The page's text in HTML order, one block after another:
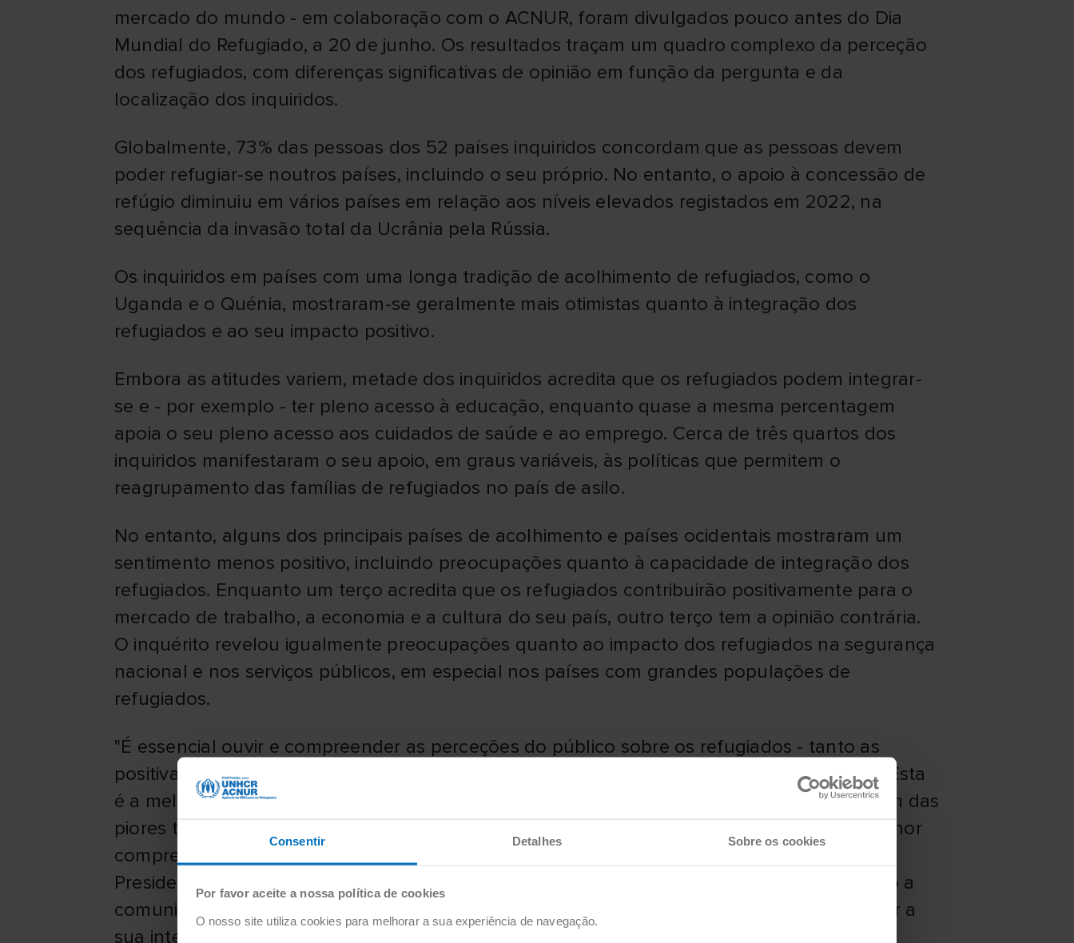
Consentir Detalhes Sobre os cookies
Por favor aceite a nossa política de cookies
O nosso site utiliza cookies para melhorar a sua experiência de navegação.
mercado do mundo - em colaboração com o ACNUR, foram divulgados pouco antes do Dia
Mundial do Refugiado, a 20 de junho. Os resultados traçam um quadro complexo da perceção
dos refugiados, com diferenças significativas de opinião em função da pergunta e da
localização dos inquiridos.
Globalmente, 73% das pessoas dos 52 países inquiridos concordam que as pessoas devem
poder refugiar-se noutros países, incluindo o seu próprio. No entanto, o apoio à concessão de
refúgio diminuiu em vários países em relação aos níveis elevados registados em 2022, na
sequência da invasão total da Ucrânia pela Rússia.
Os inquiridos em países com uma longa tradição de acolhimento de refugiados, como o
Uganda e o Quénia, mostraram-se geralmente mais otimistas quanto à integração dos
refugiados e ao seu impacto positivo.
Embora as atitudes variem, metade dos inquiridos acredita que os refugiados podem integrar-
se e - por exemplo - ter pleno acesso à educação, enquanto quase a mesma percentagem
apoia o seu pleno acesso aos cuidados de saúde e ao emprego. Cerca de três quartos dos
inquiridos manifestaram o seu apoio, em graus variáveis, às políticas que permitem o
reagrupamento das famílias de refugiados no país de asilo.
No entanto, alguns dos principais países de acolhimento e países ocidentais mostraram um
sentimento menos positivo, incluindo preocupações quanto à capacidade de integração dos
refugiados. Enquanto um terço acredita que os refugiados contribuirão positivamente para o
mercado de trabalho, a economia e a cultura do seu país, outro terço tem a opinião contrária.
O inquérito revelou igualmente preocupações quanto ao impacto dos refugiados na segurança
nacional e nos serviços públicos, em especial nos países com grandes populações de
refugiados.
"É essencial ouvir e compreender as perceções do público sobre os refugiados - tanto as
positivas como as negativas, a generosidade, mas também as preocupações e os receios. Esta
é a melhor forma de responder a estas preocupações e de garantir que aqueles que fogem das
piores tragédias do mundo continuem a receber a ajuda e o apoio que merecem. Uma melhor
compreensão deve conduzir a melhores políticas e comunicação", afirmou Didier Truchot,
Presidente e Fundador da Ipsos. Este é também um apelo à ação para todos nós, incluindo a
comunidade empresarial, que pode ajudar empregando e formando refugiados para apoiar a
sua integração no país de acolhimento".